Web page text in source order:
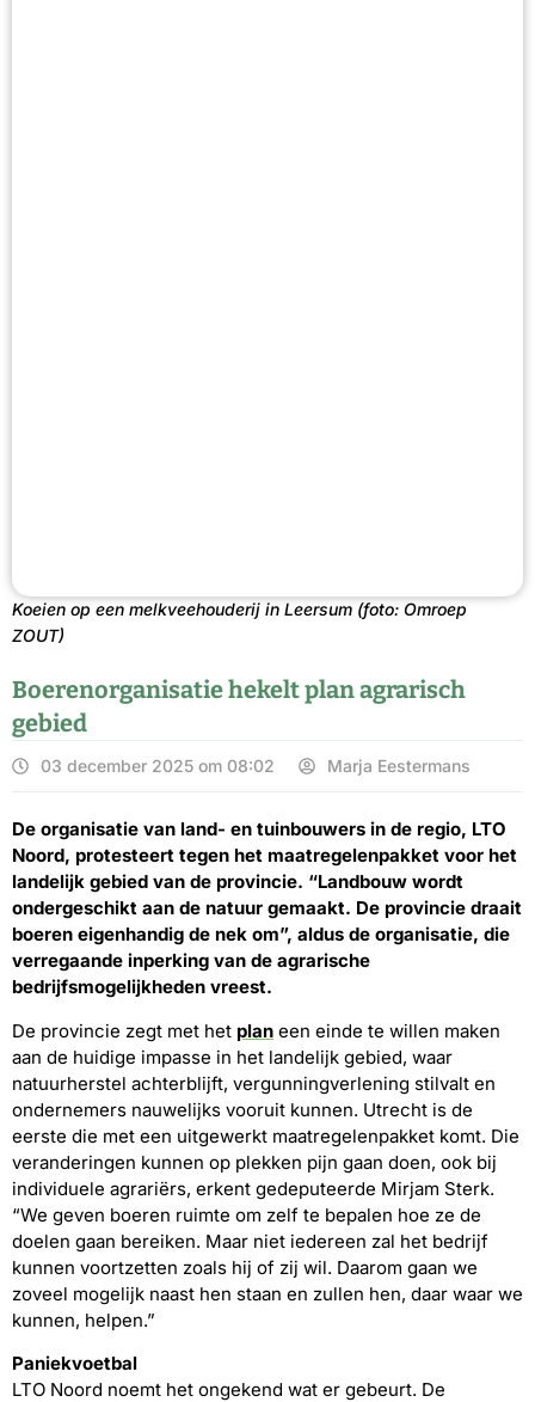
Koeien op een melkveehouderij in Leersum (foto: Omroep
ZOUT)
Boerenorganisatie hekelt plan agrarisch
gebied
03 december 2025 om 08:02 Marja Eestermans
De organisatie van land- en tuinbouwers in de regio, LTO
Noord, protesteert tegen het maatregelenpakket voor het
landelijk gebied van de provincie. “Landbouw wordt
ondergeschikt aan de natuur gemaakt. De provincie draait
boeren eigenhandig de nek om”, aldus de organisatie, die
verregaande inperking van de agrarische
bedrijfsmogelijkheden vreest.
De provincie zegt met het plan een einde te willen maken
aan de huidige impasse in het landelijk gebied, waar
natuurherstel achterblijft, vergunningverlening stilvalt en
ondernemers nauwelijks vooruit kunnen. Utrecht is de
eerste die met een uitgewerkt maatregelenpakket komt. Die
veranderingen kunnen op plekken pijn gaan doen, ook bij
individuele agrariërs, erkent gedeputeerde Mirjam Sterk.
“We geven boeren ruimte om zelf te bepalen hoe ze de
doelen gaan bereiken. Maar niet iedereen zal het bedrijf
kunnen voortzetten zoals hij of zij wil. Daarom gaan we
zoveel mogelijk naast hen staan en zullen hen, daar waar we
kunnen, helpen.”
Paniekvoetbal
LTO Noord noemt het ongekend wat er gebeurt. De